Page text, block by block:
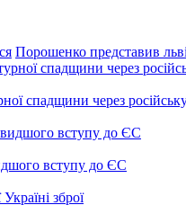
Порошенко представив
спадщини через
вступу до ЄС